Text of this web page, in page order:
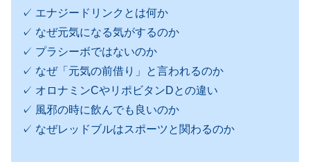
✓ エナジードリンクとは何か
✓ なぜ元気になる気がするのか
✓ プラシーボではないのか
✓ なぜ「元気の前借り」と言われるのか
✓ オロナミンCやリポビタンDとの違い
✓ 風邪の時に飲んでも良いのか
✓ なぜレッドブルはスポーツと関わるのか